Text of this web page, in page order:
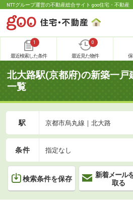
NTTグループ運営の不動産総合サイト goo住宅・不動産
1
最近検索した条件
0
最近見た物件
北大路駅(京都府)の新築一戸
一覧
駅 京都市烏丸線｜北大路
条件 指定なし
検索条件を保存
新着メール
取る